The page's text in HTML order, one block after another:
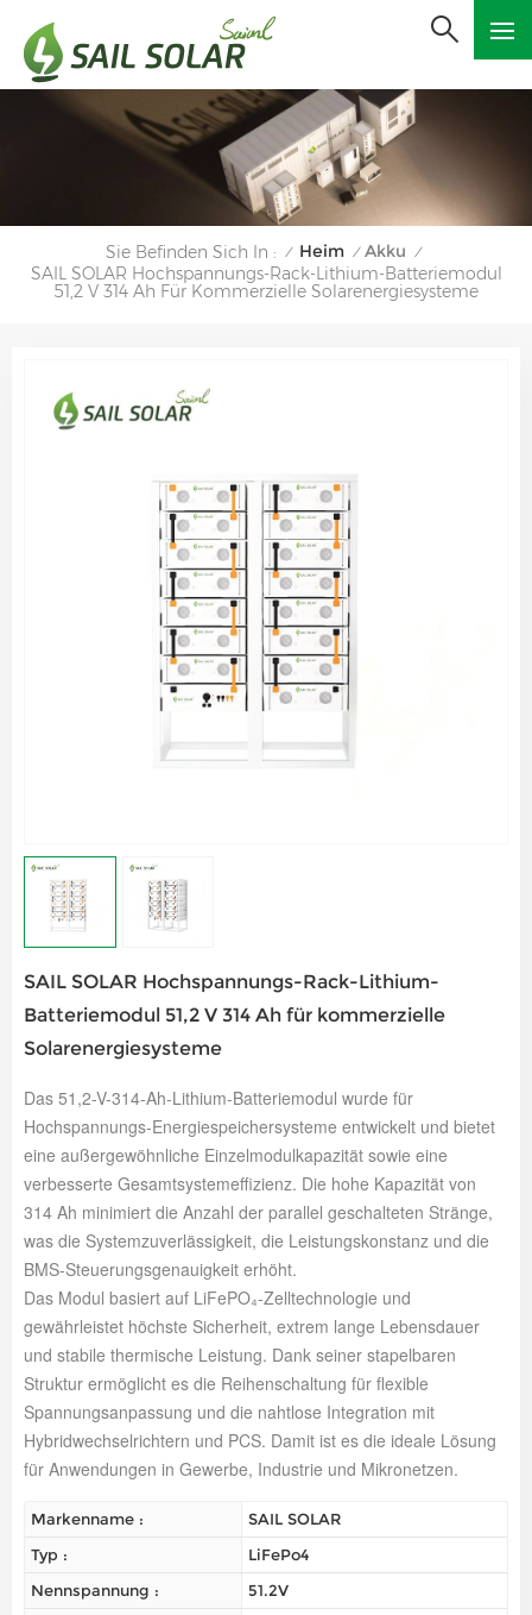
Sie Befinden Sich In : / Heim / Akku /
SAIL SOLAR Hochspannungs-Rack-Lithium-Batteriemodul
51,2 V 314 Ah Für Kommerzielle Solarenergiesysteme
SAIL SOLAR Hochspannungs-Rack-Lithium-
Batteriemodul 51,2 V 314 Ah für kommerzielle
Solarenergiesysteme
Das 51,2-V-314-Ah-Lithium-Batteriemodul wurde für
Hochspannungs-Energiespeichersysteme entwickelt und bietet
eine außergewöhnliche Einzelmodulkapazität sowie eine
verbesserte Gesamtsystemeffizienz. Die hohe Kapazität von
314 Ah minimiert die Anzahl der parallel geschalteten Stränge,
was die Systemzuverlässigkeit, die Leistungskonstanz und die
BMS-Steuerungsgenauigkeit erhöht.
Das Modul basiert auf LiFePO₄-Zelltechnologie und
gewährleistet höchste Sicherheit, extrem lange Lebensdauer
und stabile thermische Leistung. Dank seiner stapelbaren
Struktur ermöglicht es die Reihenschaltung für flexible
Spannungsanpassung und die nahtlose Integration mit
Hybridwechselrichtern und PCS. Damit ist es die ideale Lösung
für Anwendungen in Gewerbe, Industrie und Mikronetzen.
Markenname :
SAIL SOLAR
Typ :
LiFePo4
Nennspannung :
51.2V